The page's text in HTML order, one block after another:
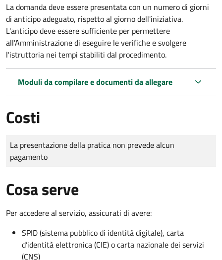
La domanda deve essere presentatacon un numero di giorni
di anticipo adeguato, rispetto al giorno dell'iniziativa.
L'anticipo deve essere sufficiente per permettere
all'Amministrazione di eseguire le verifiche e svolgere
l'istruttoria nei tempi stabiliti dal procedimento.
Moduli da compilare e documenti da allegare
Costi
Tipo di pagamento
Importo
La presentazione della pratica non prevede alcun
pagamento
Cosa serve
Per accedere al servizio, assicurati di avere:
SPID (sistema pubblico di identità digitale), carta
d’identità elettronica (CIE) o carta nazionale dei servizi
(CNS)